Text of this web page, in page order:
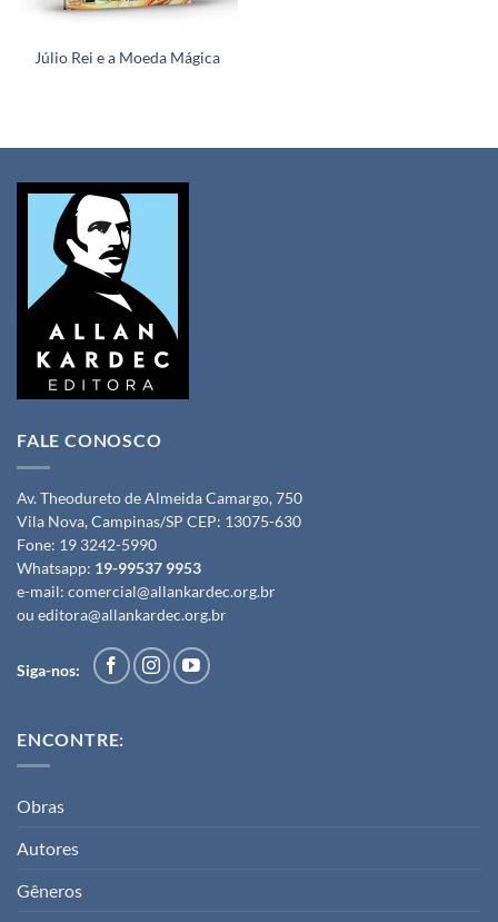
Júlio Rei e a Moeda Mágica
FALE CONOSCO
Av. Theodureto de Almeida Camargo, 750
Vila Nova, Campinas/SP CEP: 13075-630
Fone: 19 3242-5990
Whatsapp: 19-99537 9953
e-mail: comercial@allankardec.org.br
ou editora@allankardec.org.br
Siga-nos:
ENCONTRE:
Obras
Autores
Gêneros